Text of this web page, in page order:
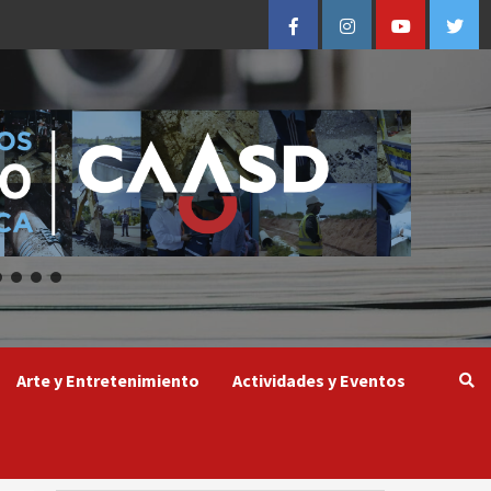
FacebookInstagramYoutube
Arte y Entretenimiento Actividades y Eventos